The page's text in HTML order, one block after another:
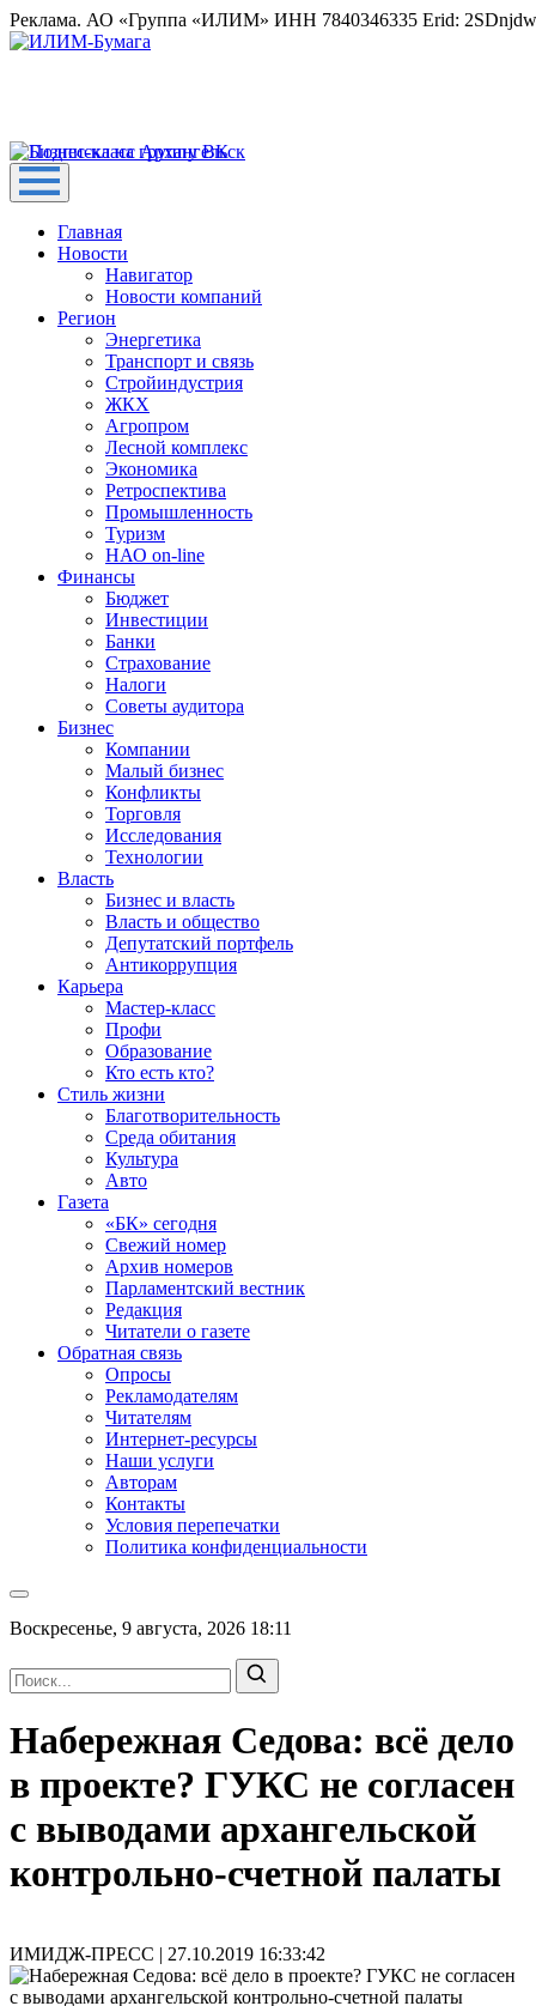
Реклама. АО «Группа «ИЛИМ» ИНН 7840346335 Erid:
Главная
Новости
Навигатор
Новости компаний
Регион
Энергетика
Транспорт и связь
Стройиндустрия
ЖКХ
Агропром
Лесной комплекс
Экономика
Ретроспектива
Промышленность
Туризм
НАО on-line
Финансы
Бюджет
Инвестиции
Банки
Страхование
Налоги
Советы аудитора
Бизнес
Компании
Малый бизнес
Конфликты
Торговля
Исследования
Технологии
Власть
Бизнес и власть
Власть и общество
Депутатский портфель
Антикоррупция
Карьера
Мастер-класс
Профи
Образование
Кто есть кто?
Стиль жизни
Благотворительность
Среда обитания
Культура
Авто
Газета
«БК» сегодня
Свежий номер
Архив номеров
Парламентский вестник
Редакция
Читатели о газете
Обратная связь
Опросы
Рекламодателям
Читателям
Интернет-ресурсы
Наши услуги
Авторам
Контакты
Условия перепечатки
Политика конфиденциальности
Воскресенье, 9 августа, 2026 18:11
Набережная Седова: всё дело
в проекте? ГУКС не согласен
с выводами архангельской
контрольно-счетной палаты
ИМИДЖ-ПРЕСС | 27.10.2019 16:33:42